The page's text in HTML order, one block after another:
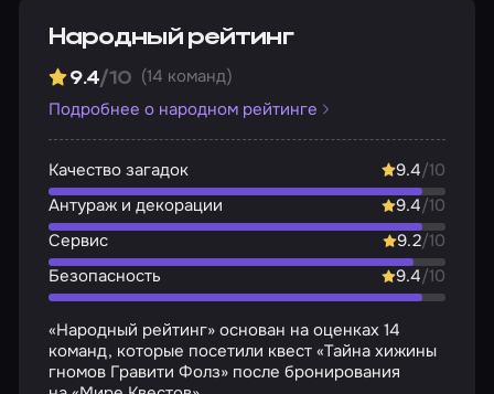
Народный рейтинг
9.4/10 (14 команд)
Подробнее о народном рейтинге
Качество загадок 9.4/10
Антураж и декорации
9.4/10
Сервис
9.2/10
Безопасность
9.4/10
«Народный рейтинг» основан на оценках 14
команд, которые посетили квест «Тайна хижины
гномов Гравити Фолз» после бронирования